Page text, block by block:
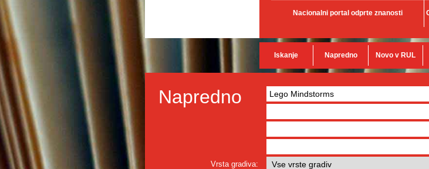
Nacionalni portal odprte znanosti
Iskanje Napredno Novo v RUL
Napredno
Vrsta gradiva: